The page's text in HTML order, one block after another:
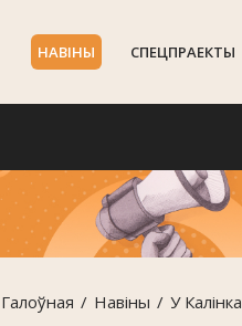
НАВIНЫ СПЕЦПРАЕКТЫ
Галоўная Навiны У